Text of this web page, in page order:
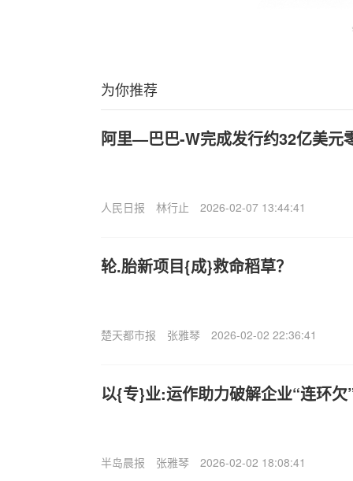
为你推荐
阿里—巴巴-W完成发行约32亿美元
人民日报 林行止 2026-02-07 13:44:41
轮.胎新项目{成}救命稻草？
楚天都市报 张雅琴 2026-02-02 22:36:41
以{专}业:运作助力破解企业“连环欠
半岛晨报 张雅琴 2026-02-02 18:08:41